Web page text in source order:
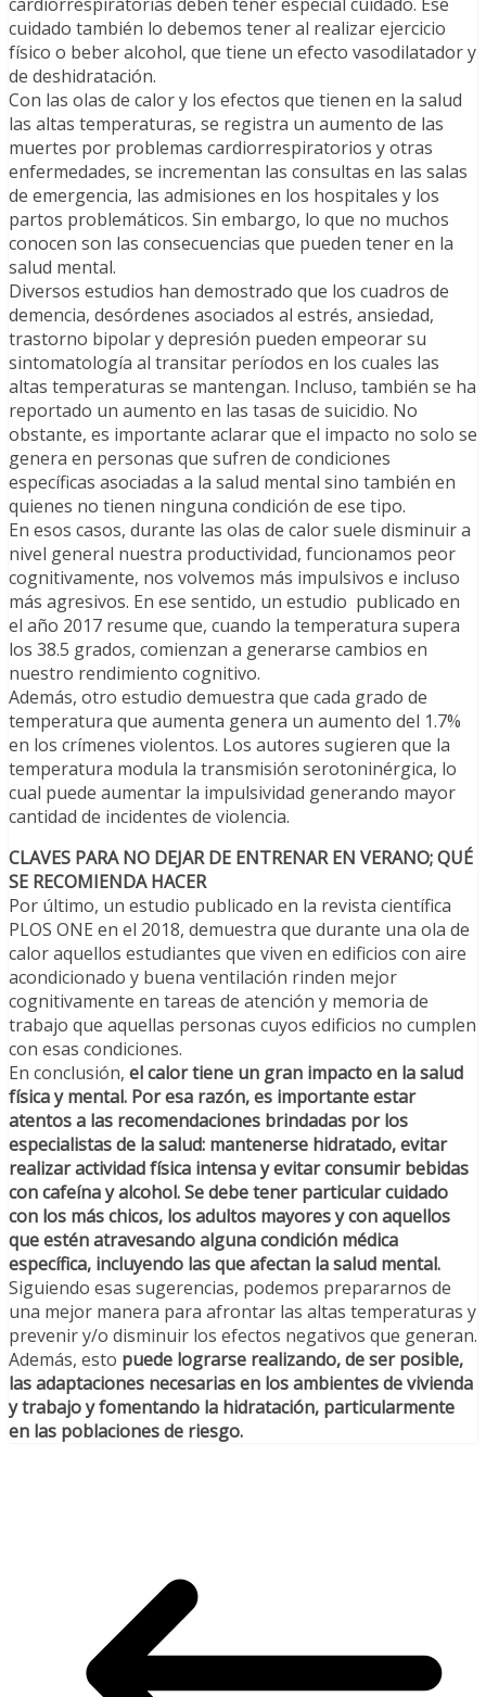
cuidado también lo debemos tener al realizar ejercicio
físico o beber alcohol, que tiene un efecto vasodilatador y
de deshidratación.
Con las olas de calor y los efectos que tienen en la salud
las altas temperaturas, se registra un aumento de las
muertes por problemas cardiorrespiratorios y otras
enfermedades, se incrementan las consultas en las salas
de emergencia, las admisiones en los hospitales y los
partos problemáticos. Sin embargo, lo que no muchos
conocen son las consecuencias que pueden tener en la
salud mental.
Diversos estudios han demostrado que los cuadros de
demencia, desórdenes asociados al estrés, ansiedad,
trastorno bipolar y depresión pueden empeorar su
sintomatología al transitar períodos en los cuales las
altas temperaturas se mantengan. Incluso, también se ha
reportado un aumento en las tasas de suicidio. No
obstante, es importante aclarar que el impacto no solo se
genera en personas que sufren de condiciones
específicas asociadas a la salud mental sino también en
quienes no tienen ninguna condición de ese tipo.
En esos casos, durante las olas de calor suele disminuir a
nivel general nuestra productividad, funcionamos peor
cognitivamente, nos volvemos más impulsivos e incluso
más agresivos. En ese sentido, un estudio publicado en
el año 2017 resume que, cuando la temperatura supera
los 38.5 grados, comienzan a generarse cambios en
nuestro rendimiento cognitivo.
Además, otro estudio demuestra que cada grado de
temperatura que aumenta genera un aumento del 1.7%
en los crímenes violentos. Los autores sugieren que la
temperatura modula la transmisión serotoninérgica, lo
cual puede aumentar la impulsividad generando mayor
cantidad de incidentes de violencia.
CLAVES PARA NO DEJAR DE ENTRENAR EN VERANO; QUÉ
SE RECOMIENDA HACER
Por último, un estudio publicado en la revista científica
PLOS ONE en el 2018, demuestra que durante una ola de
calor aquellos estudiantes que viven en edificios con aire
acondicionado y buena ventilación rinden mejor
cognitivamente en tareas de atención y memoria de
trabajo que aquellas personas cuyos edificios no cumplen
con esas condiciones.
En conclusión, el calor tiene un gran impacto en la salud
física y mental. Por esa razón, es importante estar
atentos a las recomendaciones brindadas por los
especialistas de la salud: mantenerse hidratado, evitar
realizar actividad física intensa y evitar consumir bebidas
con cafeína y alcohol. Se debe tener particular cuidado
con los más chicos, los adultos mayores y con aquellos
que estén atravesando alguna condición médica
específica, incluyendo las que afectan la salud mental.
Siguiendo esas sugerencias, podemos prepararnos de
una mejor manera para afrontar las altas temperaturas y
prevenir y/o disminuir los efectos negativos que generan.
Además, esto puede lograrse realizando, de ser posible,
las adaptaciones necesarias en los ambientes de vivienda
y trabajo y fomentando la hidratación, particularmente
en las poblaciones de riesgo.